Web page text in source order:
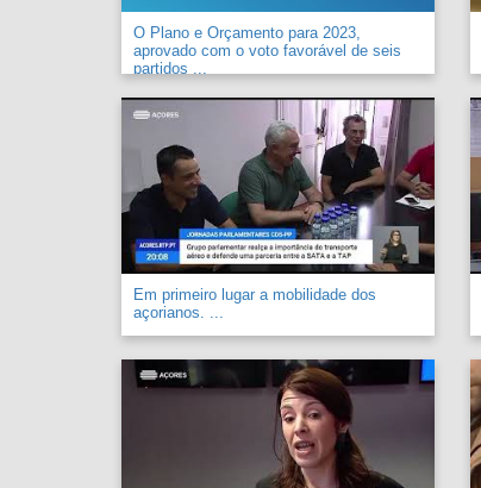
O Plano e Orçamento para 2023,
aprovado com o voto favorável de seis
partidos ...
Em primeiro lugar a mobilidade dos
açorianos. ...